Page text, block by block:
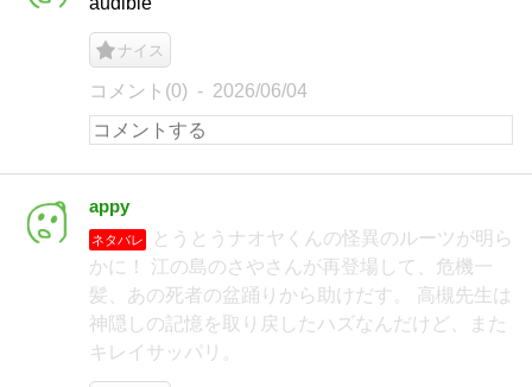
ナイス
コメント(0) 2026/06/04
appy
ネタバレ
とうとうナオヤくんの怪異のルーツが明ら
かに！ 江の島のさやさんが再登場して、危機一
髪、あの死者の盆踊りから助けだす。 高槻先生は
神隠しの記憶を取り戻したハズなんだけど、また
キレイサッパリ。